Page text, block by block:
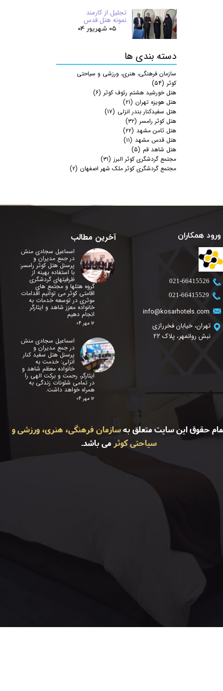
تجلیل از کارمند
نمونه هتل قدس
۰۵ شهریور ۰۴
دسته بندی ها
سازمان فرهنگی، هنری، ورزشی و سیاحتی
کوثر (۵۴)
هتل خورشید هشتم رئوف کوثر (۶)
هتل هویزه تهران (۲۱)
هتل سفیدکنار بندر انزلی (۱۷)
هتل کوثر رامسر (۳۲)
هتل ثامن مشهد (۲۲)
هتل قدس مشهد (۱۱)
هتل شاهد قم (۵)
مجتمع گردشگری کوثر البرز (۳۱)
مجتمع گردشگری کوثر ملک شهر اصفهان (۲)
info@kosarhotels.com
تهران، خیابان فخررازی
نبش روانمهر، پلاک 22
​021-66415526
​021-66415529
آخرین مطالب
حقوق این سایت متعلق بهسازمان فرهنگی، هنری، ورزشی و
سیاحتی کوثر می باشد.
اسماعیل سجادی منش
در جمع مدیران و
پرسنل هتل کوثر رامسر:
با استفاده بهینه از
ظرفیتهای گردشگری
گروه هتلها و مجتمع های
اقامتی کوثر می توانیم اقدامات
موثری در توسعه خدمات به
خانواده معزز شاهد و ایثارگر
انجام دهیم
۱۲ مهر ۰۴
اسماعیل سجادی منش
در جمع مدیران و
پرسنل هتل سفید کنار
انزلی: خدمت به
خانواده معظم شاهد و
ایثارگر، رحمت و برکت الهی را
در تمامی شئونات زندگی به
همراه خواهد داشت.
۱۲ مهر ۰۴
ورود همکاران